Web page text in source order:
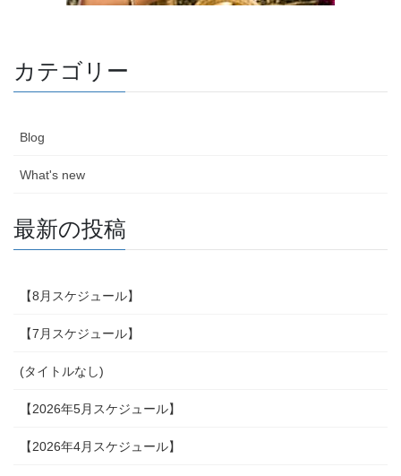
カテゴリー
Blog
What's new
最新の投稿
【8月スケジュール】
【7月スケジュール】
(タイトルなし)
【2026年5月スケジュール】
【2026年4月スケジュール】